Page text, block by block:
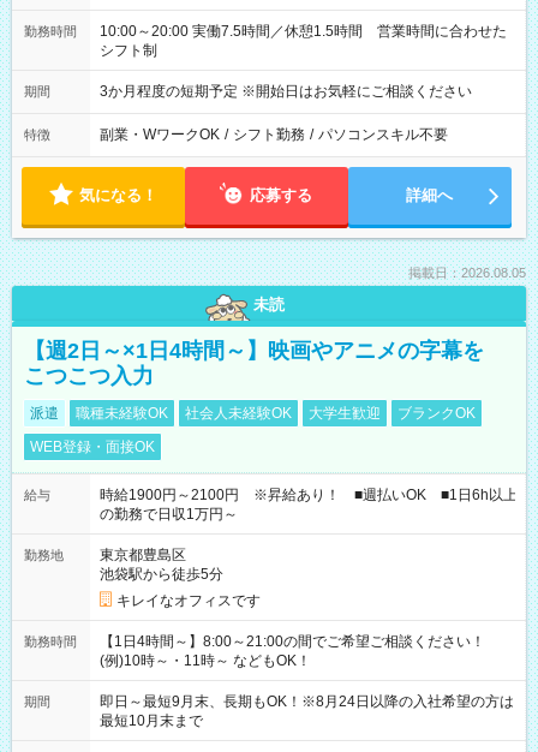
勤務時間
10:00～20:00 実働7.5時間／休憩1.5時間 営業時間に合わせた
シフト制
期間 3か月程度の短期予定 ※開始日はお気軽にご相談ください
特徴 副業・WワークOK / シフト勤務 / パソコンスキル不要
気になる！ 応募する 詳細へ
掲載日：2026.08.05
未読
【週2日～×1日4時間～】映画やアニメの字幕を
こつこつ入力
派遣 職種未経験OK 社会人未経験OK 大学生歓迎
ブランクOK
WEB登録・面接OK
給与
時給1900円～2100円 ※昇給あり！ ■週払いOK ■1日6h以上
の勤務で日収1万円～
勤務地
東京都豊島区
池袋駅から徒歩5分
キレイなオフィスです
勤務時間
【1日4時間～】8:00～21:00の間でご希望ご相談ください！
(例)10時～・11時～ などもOK！
期間
即日～最短9月末、長期もOK！※8月24日以降の入社希望の方は
最短10月末まで